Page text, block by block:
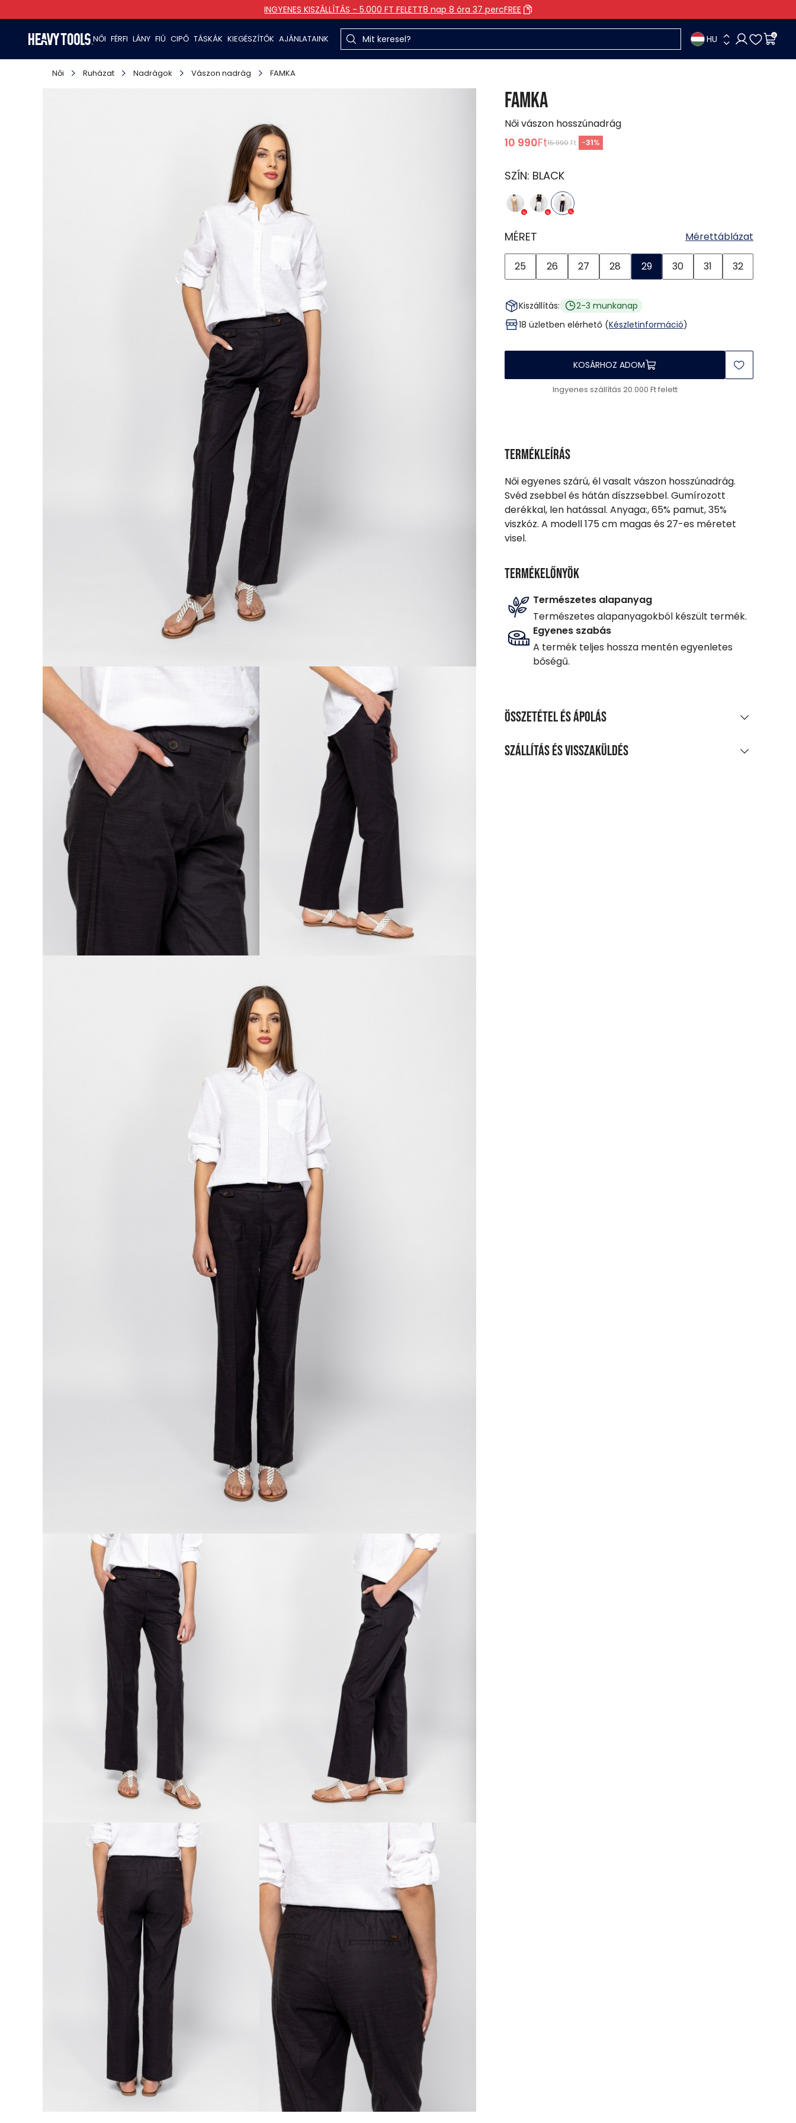
INGYENES KISZÁLLÍTÁS - 5.000 FT FELETT8 nap 8 óra 37 percFREE
NŐI FÉRFI LÁNY FIÚ CIPŐ TÁSKÁK KIEGÉSZÍTŐK AJÁNLATAINK HU 0
Női Ruházat Nadrágok Vászon nadrág FAMKA
FAMKA
Női vászon hosszúnadrág
10 990Ft15 990 Ft -31%
SZÍN: BLACK
MÉRET Mérettáblázat
25 26 27 28 29 30 31 32
Kiszállítás:
2-3 munkanap
18 üzletben elérhető (Készletinformáció)
KOSÁRHOZ ADOM
Ingyenes szállítás 20.000 Ft felett
Termékleírás
Női egyenes szárú, él vasalt vászon hosszúnadrág.
Svéd zsebbel és hátán díszzsebbel. Gumírozott
derékkal, len hatással. Anyaga:, 65% pamut, 35%
viszkóz. A modell 175 cm magas és 27-es méretet
visel.
Termékelőnyök
Természetes alapanyag
Természetes alapanyagokból készült termék.
Egyenes szabás
A termék teljes hossza mentén egyenletes
bőségű.
Összetétel és ápolás
ANYAGÖSSZETÉTEL
Szállítás és visszaküldés